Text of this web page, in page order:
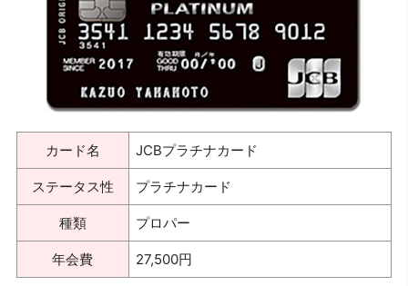
カード名 JCBプラチナカード
ステータス性 プラチナカード
種類 プロパー
年会費 27,500円